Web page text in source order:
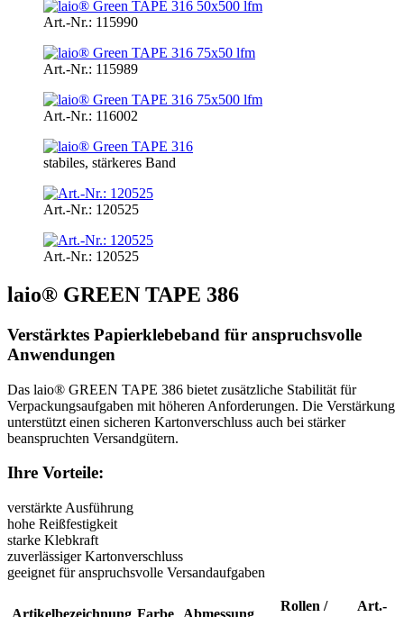
Art.-Nr.: 115990
Art.-Nr.: 115989
Art.-Nr.: 116002
stabiles, stärkeres Band
Art.-Nr.: 120525
Art.-Nr.: 120525
laio® GREEN TAPE 386
Verstärktes Papierklebeband für anspruchsvolle
Anwendungen
Das laio® GREEN TAPE 386 bietet zusätzliche Stabilität für
Verpackungsaufgaben mit höheren Anforderungen. Die Verstärkung
unterstützt einen sicheren Kartonverschluss auch bei stärker
beanspruchten Versandgütern.
Ihre Vorteile:
verstärkte Ausführung
hohe Reißfestigkeit
starke Klebkraft
zuverlässiger Kartonverschluss
geeignet für anspruchsvolle Versandaufgaben
Artikelbezeichnung Farbe Abmessung
Rollen /
Art.-